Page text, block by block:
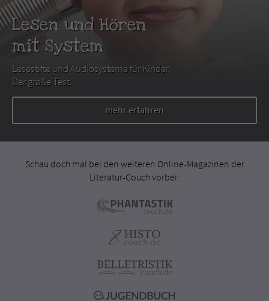
Lesen und Hören
mit System
Lesestifte und Audiosysteme für Kinder.
Der große Test.
mehr erfahren
Schau doch mal bei den weiteren Online-Magazinen der
Literatur-Couch vorbei: